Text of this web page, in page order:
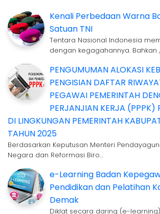
Kenali Perbedaan Warna
Satuan TNI
Tentara Nasional Indonesia
dengan kegagahannya. Bahkan
PENGUMUMAN ALOKASI
PENGISIAN DAFTAR
PEGAWAI PEMERINTAH
PERJANJIAN KERJA (PPPK)
DI LINGKUNGAN PEMERINTAH
TAHUN 2025
Berdasarkan Keputusan Menteri
Negara dan Reformasi Biro…
e-Learning Badan
Pendidikan dan Pelatihan
Demak
Diklat secara daring (e-